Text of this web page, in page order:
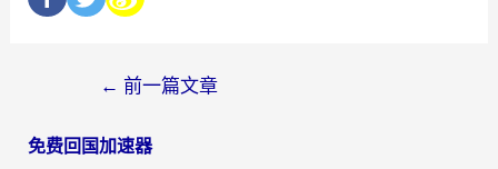
← 前一篇文章
免费回国加速器